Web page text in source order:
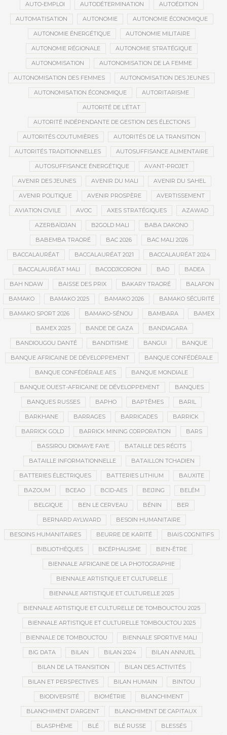
AUTO-EMPLOI AUTODÉTERMINATION AUTOÉDITION
AUTOMATISATION AUTONOMIE AUTONOMIE ÉCONOMIQUE
AUTONOMIE ÉNERGÉTIQUE AUTONOMIE MILITAIRE
AUTONOMIE RÉGIONALE AUTONOMIE STRATÉGIQUE
AUTONOMISATION AUTONOMISATION DE LA FEMME
AUTONOMISATION DES FEMMES AUTONOMISATION DES JEUNES
AUTONOMISATION ÉCONOMIQUE AUTORITARISME
AUTORITÉ DE L’ÉTAT
AUTORITÉ INDÉPENDANTE DE GESTION DES ÉLECTIONS
AUTORITÉS COUTUMIÈRES AUTORITÉS DE LA TRANSITION
AUTORITÉS TRADITIONNELLES AUTOSUFFISANCE ALIMENTAIRE
AUTOSUFFISANCE ÉNERGÉTIQUE AVANT-PROJET
AVENIR DES JEUNES AVENIR DU MALI AVENIR DU SAHEL
AVENIR POLITIQUE AVENIR PROSPÈRE AVERTISSEMENT
AVIATION CIVILE AVOC AXES STRATÉGIQUES AZAWAD
AZERBAÏDJAN B2GOLD MALI BABA DAKONO
BABEMBA TRAORÉ BAC 2026 BAC MALI 2026
BACCALAURÉAT BACCALAURÉAT 2021 BACCALAURÉAT 2024
BACCALAURÉAT MALI BACODJICORONI BAD BADEA
BAH NDAW BAISSE DES PRIX BAKARY TRAORÉ BALAFON
BAMAKO BAMAKO 2025 BAMAKO 2026 BAMAKO SÉCURITÉ
BAMAKO SPORT 2026 BAMAKO-SÉNOU BAMBARA BAMEX
BAMEX 2025 BANDE DE GAZA BANDIAGARA
BANDIOUGOU DANTÉ BANDITISME BANGUI BANQUE
BANQUE AFRICAINE DE DÉVELOPPEMENT BANQUE CONFÉDÉRALE
BANQUE CONFÉDÉRALE AES BANQUE MONDIALE
BANQUE OUEST-AFRICAINE DE DÉVELOPPEMENT BANQUES
BANQUES RUSSES BAPHO BAPTÊMES BARIL
BARKHANE BARRAGES BARRICADES BARRICK
BARRICK GOLD BARRICK MINING CORPORATION BARS
BASSIROU DIOMAYE FAYE BATAILLE DES RÉCITS
BATAILLE INFORMATIONNELLE BATAILLON TCHADIEN
BATTERIES ÉLECTRIQUES BATTERIES LITHIUM BAUXITE
BAZOUM BCEAO BCID-AES BEIJING BELÉM
BELGIQUE BEN LE CERVEAU BÉNIN BER
BERNARD AYLWARD BESOIN HUMANITAIRE
BESOINS HUMANITAIRES BEURRE DE KARITÉ BIAIS COGNITIFS
BIBLIOTHÈQUES BICÉPHALISME BIEN-ÊTRE
BIENNALE AFRICAINE DE LA PHOTOGRAPHIE
BIENNALE ARTISTIQUE ET CULTURELLE
BIENNALE ARTISTIQUE ET CULTURELLE 2025
BIENNALE ARTISTIQUE ET CULTURELLE DE TOMBOUCTOU 2025
BIENNALE ARTISTIQUE ET CULTURELLE TOMBOUCTOU 2025
BIENNALE DE TOMBOUCTOU BIENNALE SPORTIVE MALI
BIG DATA BILAN BILAN 2024 BILAN ANNUEL
BILAN DE LA TRANSITION BILAN DES ACTIVITÉS
BILAN ET PERSPECTIVES BILAN HUMAIN BINTOU
BIODIVERSITÉ BIOMÉTRIE BLANCHIMENT
BLANCHIMENT D’ARGENT BLANCHIMENT DE CAPITAUX
BLASPHÈME BLÉ BLÉ RUSSE BLESSÉS